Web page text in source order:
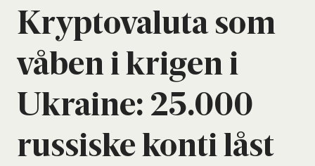
Kryp­tova­lu­ta som
våben i kri­gen i
Ukrai­ne: 25.000
rus­si­ske kon­ti låst